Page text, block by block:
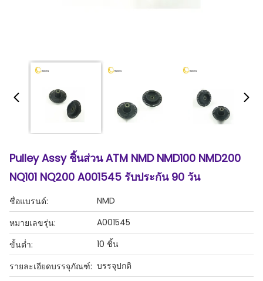
Pulley Assy ชิ้นส่วน ATM NMD NMD100 NMD200
NQ101 NQ200 A001545 รับประกัน 90 วัน
ชื่อแบรนด์:
NMD
หมายเลขรุ่น:
A001545
ขั้นต่ำ:
10 ชิ้น
รายละเอียดบรรจุภัณฑ์: บรรจุปกติ